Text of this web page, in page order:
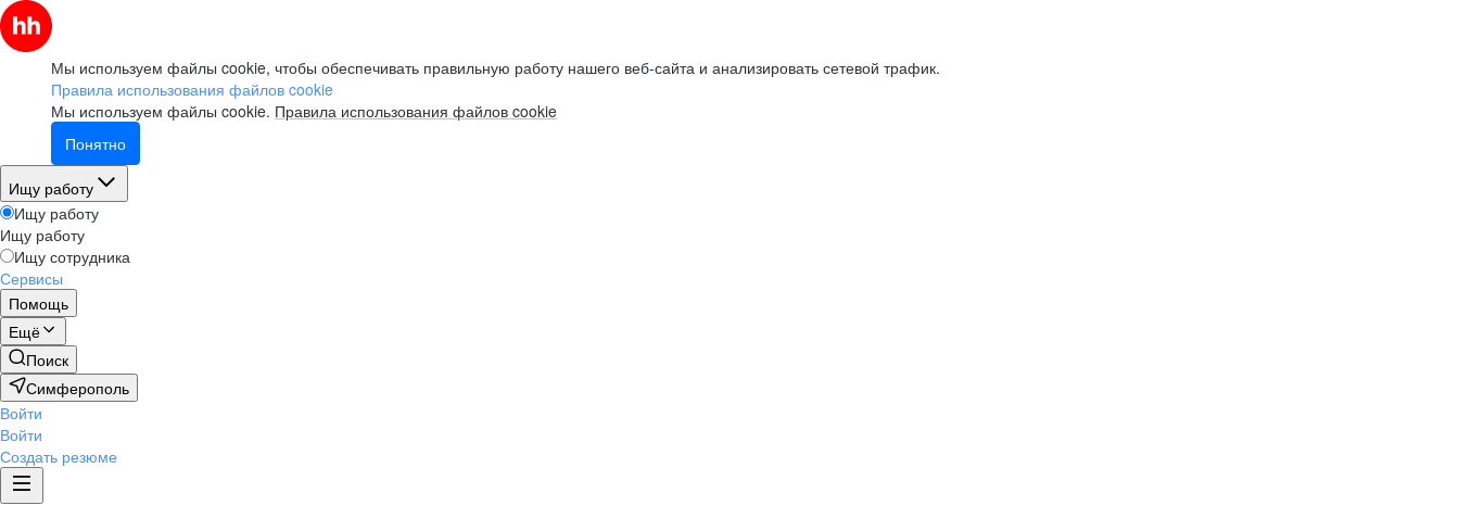
Мы используем файлы cookie, чтобы обеспечивать правильную работу нашего веб-сайта и анализировать сетевой трафик.
Правила использования файлов cookie
Мы используем файлы cookie. Правила использования файлов cookie
Понятно
Ищу работу
Ищу работу
Ищу работу
Ищу сотрудника
Сервисы
Помощь
Ещё
Поиск
Симферополь
Войти
Войти
Создать резюме